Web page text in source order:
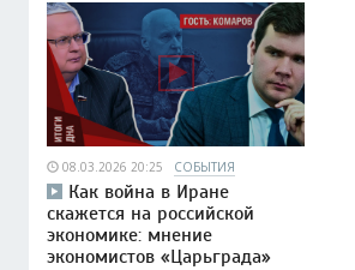
08.03.2026 20:25 СОБЫТИЯ
Как война в Иране
скажется на российской
экономике: мнение
экономистов «Царьграда»